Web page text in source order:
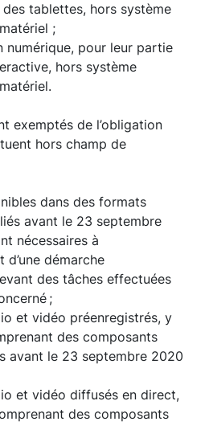
tablettes, hors système
;
numérique, pour leur partie
hors système
exemptés de l’obligation
hors champ de
dans des formats
avant le 23 septembre
nécessaires à
d’une démarche
des tâches effectuées
;
et vidéo préenregistrés, y
des composants
avant le 23 septembre 2020
et vidéo diffusés en direct,
des composants